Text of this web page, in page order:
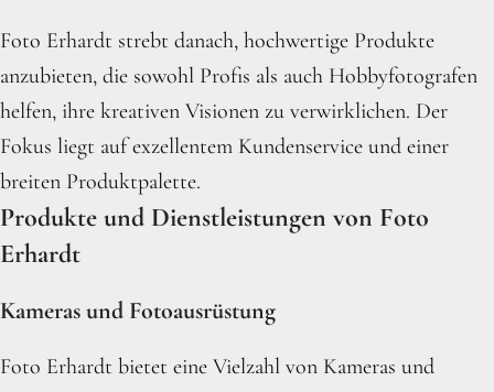
Foto Erhardt strebt danach, hochwertige Produkte
anzubieten, die sowohl Profis als auch Hobbyfotografen
helfen, ihre kreativen Visionen zu verwirklichen. Der
Fokus liegt auf exzellentem Kundenservice und einer
breiten Produktpalette.
Produkte und Dienstleistungen von Foto
Erhardt
Kameras und Fotoausrüstung
Foto Erhardt bietet eine Vielzahl von Kameras und